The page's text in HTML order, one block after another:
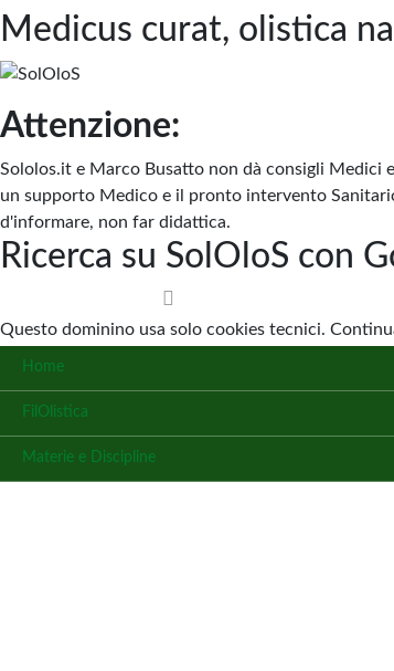
Medicus curat, olistica
Attenzione:
Sololos.it e Marco Busatto non dà consigli Medici
un supporto Medico e il pronto intervento
d'informare, non far didattica.
Ricerca su SolOloS con
Questo dominino usa solo cookies tecnici.
Home
FilOlistica
Materie e Discipline